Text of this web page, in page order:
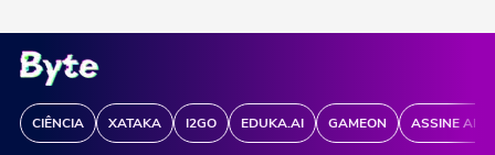
CIÊNCIA XATAKA I2GO EDUKA.AI GAMEON ASSINE